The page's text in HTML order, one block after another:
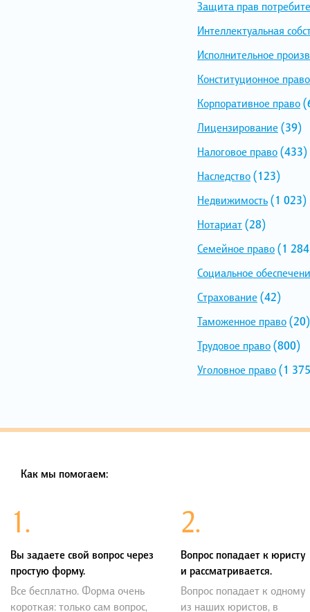
Защита прав
Интеллектуальная
Исполнительное
Конституционное право
Корпоративное право
Лицензирование (39)
Налоговое право(433)
Наследство(123)
Недвижимость(1 023)
Нотариат(28)
Семейное право(1
Социальное
Страхование (42)
Таможенное право(20)
Трудовое право(800)
Уголовное право(1
Как мы помогаем:
1.
Вы задаете свой вопрос через
простую форму.
Все бесплатно. Форма очень
короткая: только сам вопрос,
2.
Вопрос попадает к юристу
и рассматривается.
Вопрос попадает к одному
из наших юристов, в